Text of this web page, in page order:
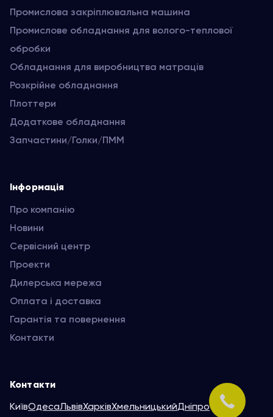
Промислова закріплювальна машина
Промислове обладнання для волого-теплової
обробки
Обладнання для виробництва матраців
Розкрійне обладнання
Плоттери
Додаткове обладнання
Запчастини/Голки/ПММ
Інформація
Про компанію
Новини
Сервісний центр
Проекти
Дилерська мережа
Оплата і доставка
Гарантія та повернення
Контакти
Контакти
КиївОдесаЛьвівХарківХмельницькийДніпро